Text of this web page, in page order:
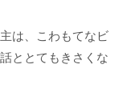
は、こわもてなビ
ととてもきさくな